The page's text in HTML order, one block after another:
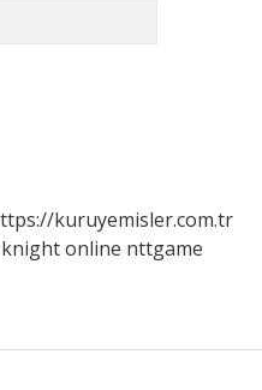
kuruyemisler.com.tr
knight online nttgame